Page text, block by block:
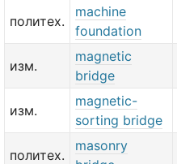
политех.
machine
foundation
изм.
magnetic
bridge
изм.
magnetic-
sorting bridge
политех.
masonry